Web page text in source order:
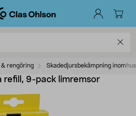
& rengöring Skadedjursbekämpning inomhus
refill, 9-pack limremsor